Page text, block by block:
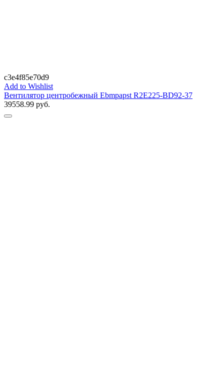
c3e4f85e70d9
Add to Wishlist
Вентилятор центробежный Ebmpapst R2E225-BD92-37
39558.99 руб.